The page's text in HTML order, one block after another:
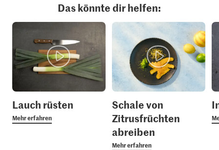
Das könnte dir helfen:
Lauch rüsten
Mehr erfahren
Schale von
Zitrusfrüchten
abreiben
Mehr erfahren